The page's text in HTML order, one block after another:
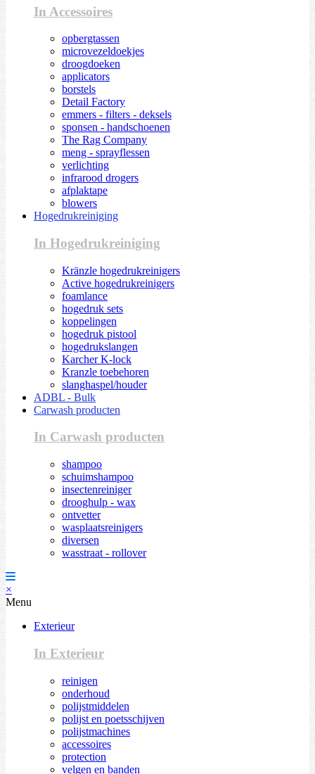
In Accessoires
opbergtassen
microvezeldoekjes
droogdoeken
applicators
borstels
Detail Factory
emmers - filters - deksels
sponsen - handschoenen
The Rag Company
meng - sprayflessen
verlichting
infrarood drogers
afplaktape
blowers
Hogedrukreiniging
In Hogedrukreiniging
Kränzle hogedrukreinigers
Active hogedrukreinigers
foamlance
hogedruk sets
koppelingen
hogedruk pistool
hogedrukslangen
Karcher K-lock
Kranzle toebehoren
slanghaspel/houder
ADBL - Bulk
Carwash producten
In Carwash producten
shampoo
schuimshampoo
insectenreiniger
drooghulp - wax
ontvetter
wasplaatsreinigers
diversen
wasstraat - rollover
×
Menu
Exterieur
In Exterieur
reinigen
onderhoud
polijstmiddelen
polijst en poetsschijven
polijstmachines
accessoires
protection
velgen en banden